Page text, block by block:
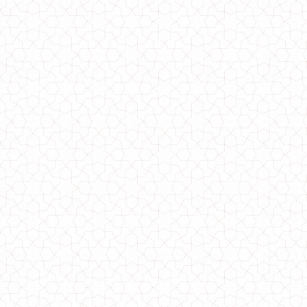
Теплый костюм из ангоры в спортивном стиле
720.00грн.